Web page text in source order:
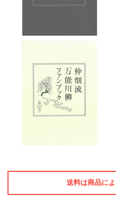
送料は商品に